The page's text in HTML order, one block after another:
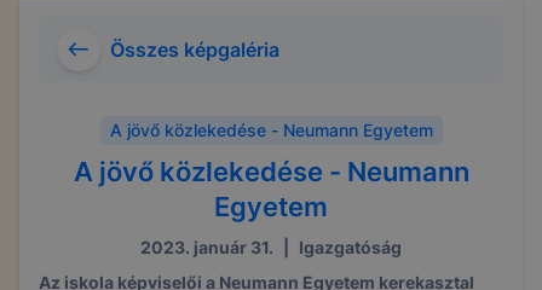
Összes képgaléria
A jövő közlekedése - Neumann Egyetem
A jövő közlekedése - Neumann
Egyetem
2023. január 31.
Igazgatóság
Az iskola képviselői a Neumann Egyetem kerekasztal